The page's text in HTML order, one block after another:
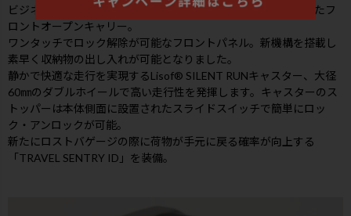
ビジネスユースをより快適に細部をさらにブラッシュアップしたフ
ロントオープンキャリー。
ワンタッチでロック解除が可能なフロントパネル。新機構を搭載し
素早く収納物の出し入れが可能となりました。
静かで快適な走行を実現するLisof® SILENT RUNキャスター、大径
60㎜のダブルホイールで高い走行性を発揮します。キャスターのス
トッパーは本体側面に設置されたスライドスイッチで簡単にロッ
ク・アンロックが可能。
新たにロストバゲージの際に荷物が手元に戻る確率が向上する
「TRAVEL SENTRY ID」を装備。